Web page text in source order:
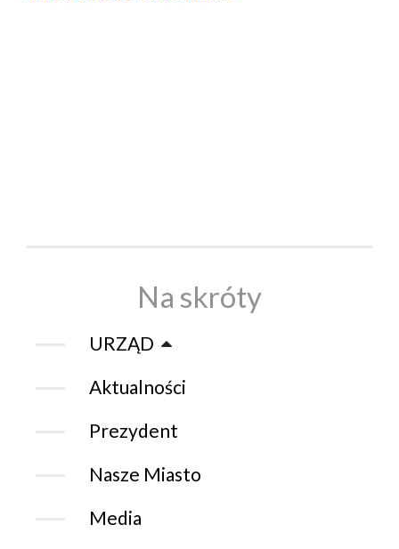
Na skróty
URZĄD
Aktualności
Prezydent
Nasze Miasto
Media